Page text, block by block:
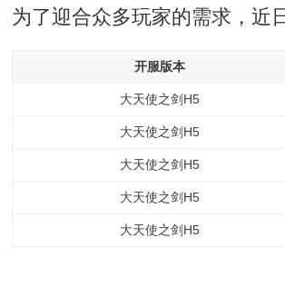
为了迎合众多玩家的需求，近
开服版本
大天使之剑H5
大天使之剑H5
大天使之剑H5
大天使之剑H5
大天使之剑H5